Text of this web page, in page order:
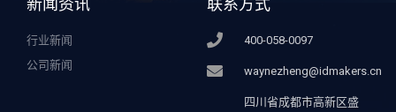
新闻资讯
行业新闻
公司新闻
联系方式
400-058-0097
waynezheng@idmakers.cn
四川省成都市高新区盛